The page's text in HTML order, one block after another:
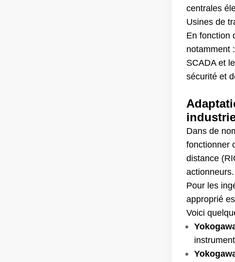
centrales
Usines de
En fonction
notamment
SCADA et
sécurité et
Dans de
fonctionner
distance
actionneurs.
Pour les
approprié
Voici